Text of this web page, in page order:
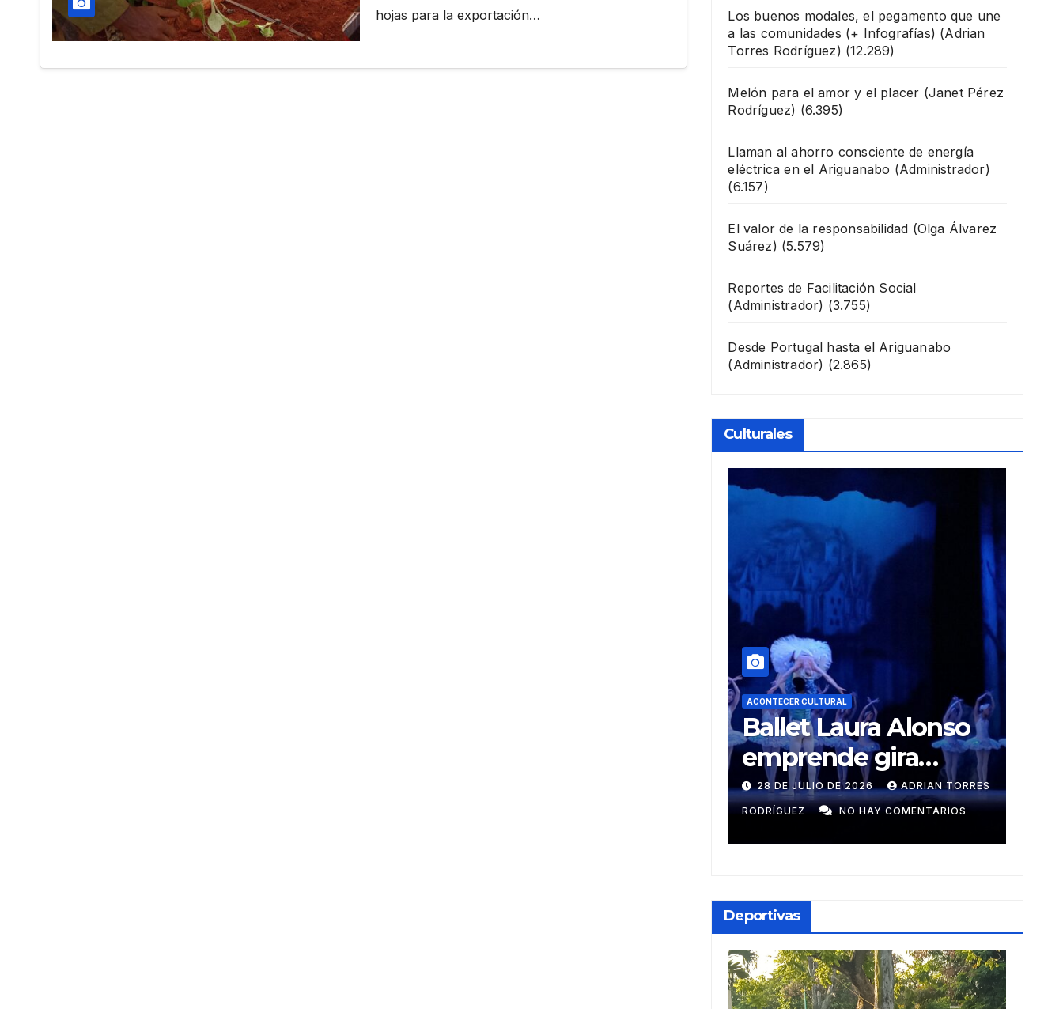
hojas para la exportación…
Los buenos modales, el pegamento que une
a las comunidades (+ Infografías) (Adrian
Torres Rodríguez) (12.289)
Melón para el amor y el placer (Janet Pérez
Rodríguez) (6.395)
Llaman al ahorro consciente de energía
eléctrica en el Ariguanabo (Administrador)
(6.157)
El valor de la responsabilidad (Olga Álvarez
Suárez) (5.579)
Reportes de Facilitación Social
(Administrador) (3.755)
Desde Portugal hasta el Ariguanabo
(Administrador) (2.865)
Culturales
ADRIAN TORRES
ACONTECER CULTURAL
Muñecos y
monotipia
9 DE JULIO DE 2026 MEYLIN PÉREZ
GUZMÁN NO HAY COMENTARIOS
Deportivas